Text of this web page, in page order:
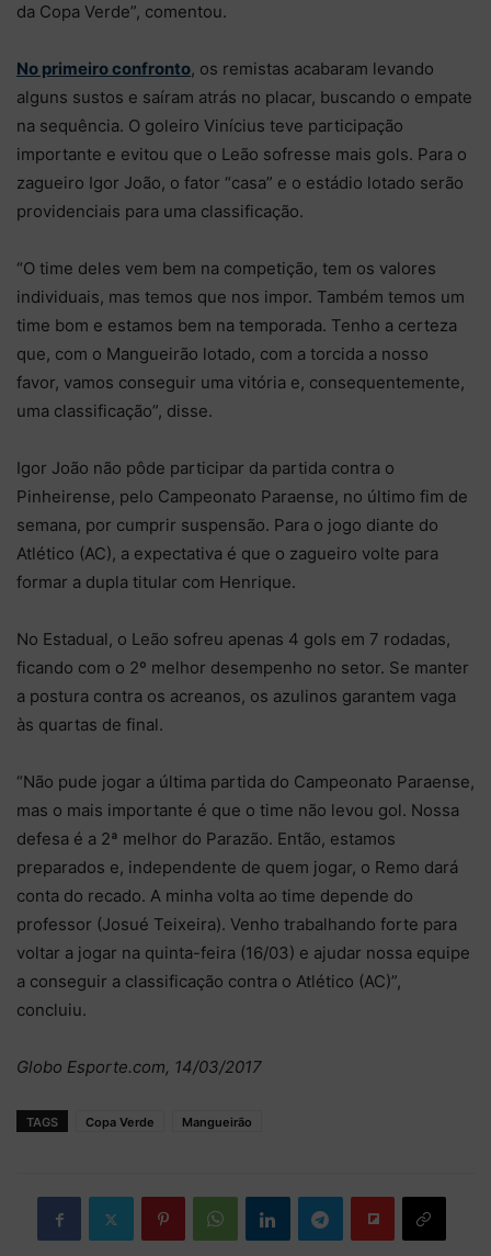
da Copa Verde”, comentou.
No primeiro confronto, os remistas acabaram levando
alguns sustos e saíram atrás no placar, buscando o empate
na sequência. O goleiro Vinícius teve participação
importante e evitou que o Leão sofresse mais gols. Para o
zagueiro Igor João, o fator “casa” e o estádio lotado serão
providenciais para uma classificação.
“O time deles vem bem na competição, tem os valores
individuais, mas temos que nos impor. Também temos um
time bom e estamos bem na temporada. Tenho a certeza
que, com o Mangueirão lotado, com a torcida a nosso
favor, vamos conseguir uma vitória e, consequentemente,
uma classificação”, disse.
Igor João não pôde participar da partida contra o
Pinheirense, pelo Campeonato Paraense, no último fim de
semana, por cumprir suspensão. Para o jogo diante do
Atlético (AC), a expectativa é que o zagueiro volte para
formar a dupla titular com Henrique.
No Estadual, o Leão sofreu apenas 4 gols em 7 rodadas,
ficando com o 2º melhor desempenho no setor. Se manter
a postura contra os acreanos, os azulinos garantem vaga
às quartas de final.
“Não pude jogar a última partida do Campeonato Paraense,
mas o mais importante é que o time não levou gol. Nossa
defesa é a 2ª melhor do Parazão. Então, estamos
preparados e, independente de quem jogar, o Remo dará
conta do recado. A minha volta ao time depende do
professor (Josué Teixeira). Venho trabalhando forte para
voltar a jogar na quinta-feira (16/03) e ajudar nossa equipe
a conseguir a classificação contra o Atlético (AC)”,
concluiu.
Globo Esporte.com, 14/03/2017
TAGS Copa Verde Mangueirão